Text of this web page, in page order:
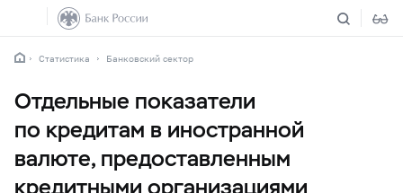
Статистика Банковский сектор
Отдельные показатели
по кредитам в иностранной
валюте, предоставленным
кредитными организациями